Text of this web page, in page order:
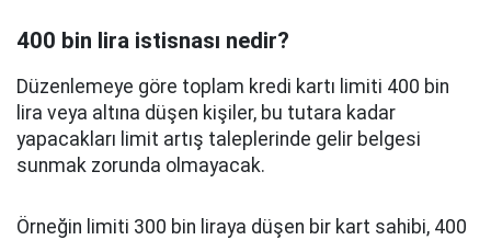
400 bin lira istisnası nedir?
Düzenlemeye göre toplam kredi kartı limiti 400 bin
lira veya altına düşen kişiler, bu tutara kadar
yapacakları limit artış taleplerinde gelir belgesi
sunmak zorunda olmayacak.
Örneğin limiti 300 bin liraya düşen bir kart sahibi, 400